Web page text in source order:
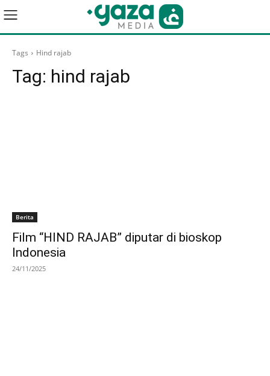
Tags Hind rajab
Tag: hind rajab
Berita
Film “HIND RAJAB” diputar di bioskop
Indonesia
24/11/2025